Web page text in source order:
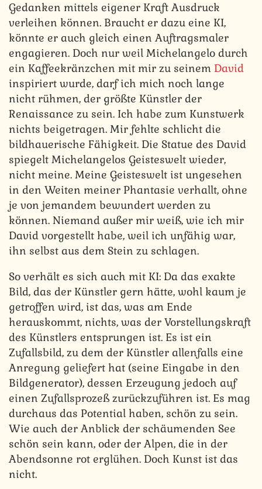
Gedanken mittels eigener Kraft Ausdruck
verleihen können. Braucht er dazu eine KI,
könnte er auch gleich einen Auftragsmaler
engagieren. Doch nur weil Michelangelo durch
ein Kaffeekränzchen mit mir zu seinem David
inspiriert wurde, darf ich mich noch lange
nicht rühmen, der größte Künstler der
Renaissance zu sein. Ich habe zum Kunstwerk
nichts beigetragen. Mir fehlte schlicht die
bildhauerische Fähigkeit. Die Statue des David
spiegelt Michelangelos Geisteswelt wieder,
nicht meine. Meine Geisteswelt ist ungesehen
in den Weiten meiner Phantasie verhallt, ohne
je von jemandem bewundert werden zu
können. Niemand außer mir weiß, wie ich mir
David vorgestellt habe, weil ich unfähig war,
ihn selbst aus dem Stein zu schlagen.
So verhält es sich auch mit KI: Da das exakte
Bild, das der Künstler gern hätte, wohl kaum je
getroffen wird, ist das, was am Ende
herauskommt, nichts, was der Vorstellungskraft
des Künstlers entsprungen ist. Es ist ein
Zufallsbild, zu dem der Künstler allenfalls eine
Anregung geliefert hat (seine Eingabe in den
Bildgenerator), dessen Erzeugung jedoch auf
einen Zufallsprozeß zurückzuführen ist. Es mag
durchaus das Potential haben, schön zu sein.
Wie auch der Anblick der schäumenden See
schön sein kann, oder der Alpen, die in der
Abendsonne rot erglühen. Doch Kunst ist das
nicht.